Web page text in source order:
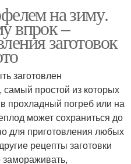
на зиму.
впрок –
заготовок
заготовлен
простой из которых
прохладный погреб или на
может сохраниться до
для приготовления любых
рецепты заготовки